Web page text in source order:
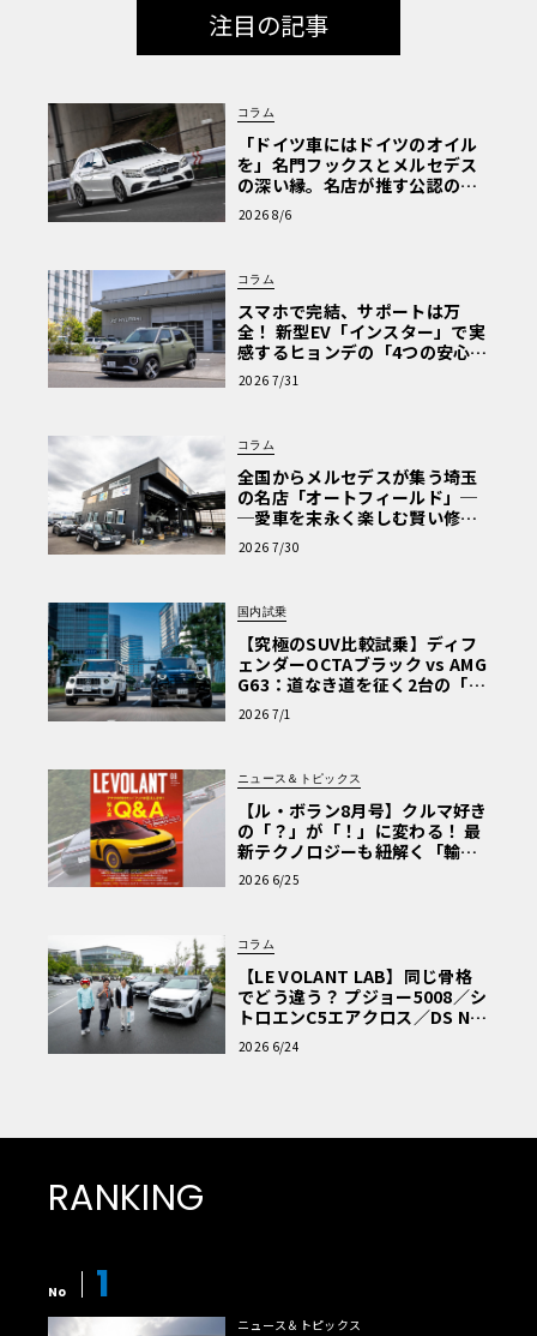
注目の記事
コラム
「ドイツ車にはドイツのオイル
を」名門フックスとメルセデス
の深い縁。名店が推す公認の安
心と、Cクラスで味わうシルキー
な走り〈PR〉
2026 8/6
コラム
スマホで完結、サポートは万
全！ 新型EV「インスター」で実
感するヒョンデの「4つの安心」
【第1回・ヒョンデ6つの疑問：
Why? Hyundai?】〈PR〉
2026 7/31
コラム
全国からメルセデスが集う埼玉
の名店「オートフィールド」─
─愛車を末永く楽しむ賢い修理
術と、プロがフックス製オイル
を選ぶ理由〈PR〉
2026 7/30
国内試乗
【究極のSUV比較試乗】ディフ
ェンダーOCTAブラック vs AMG
G63：道なき道を征く2台の「対
極的アプローチ」
2026 7/1
ニュース＆トピックス
【ル・ボラン8月号】クルマ好き
の「？」が「！」に変わる！ 最
新テクノロジーも紐解く「輸入
車Q&A」
2026 6/25
コラム
【LE VOLANT LAB】同じ骨格
でどう違う？ プジョー5008／シ
トロエンC5エアクロス／DS Nº4
読者一気乗りレポート
2026 6/24
RANKING
No 1
ニュース＆トピックス